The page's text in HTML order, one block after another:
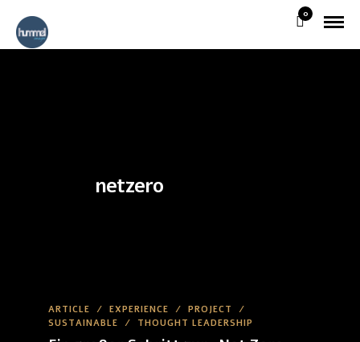
0
netzero
ARTICLE / EXPERIENCE / PROJECT
/
SUSTAINABLE / THOUGHT LEADERSHIP